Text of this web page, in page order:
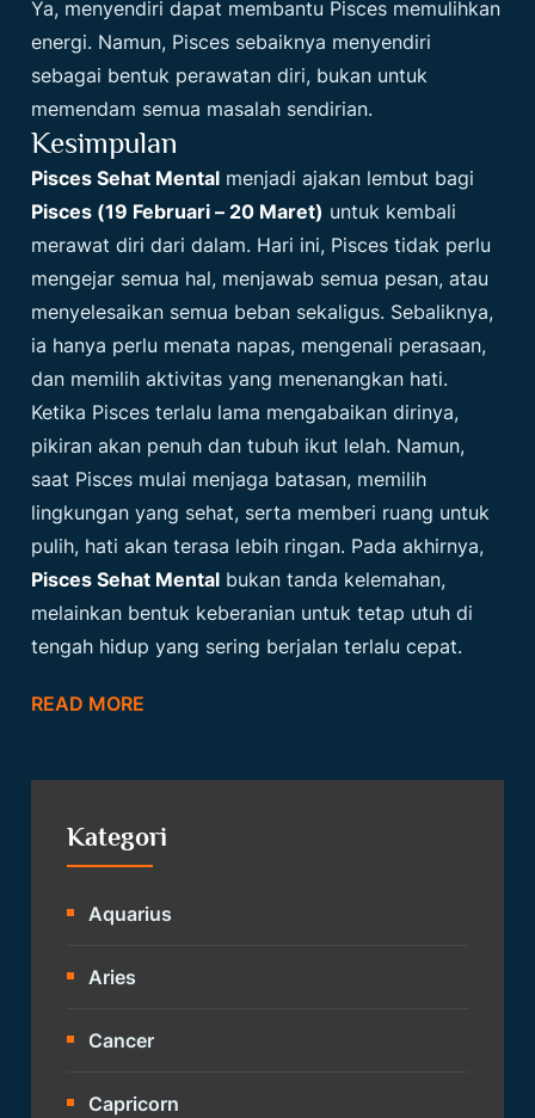
Ya, menyendiri dapat membantu Pisces memulihkan
energi. Namun, Pisces sebaiknya menyendiri
sebagai bentuk perawatan diri, bukan untuk
memendam semua masalah sendirian.
Kesimpulan
Pisces Sehat Mental menjadi ajakan lembut bagi
Pisces (19 Februari – 20 Maret) untuk kembali
merawat diri dari dalam. Hari ini, Pisces tidak perlu
mengejar semua hal, menjawab semua pesan, atau
menyelesaikan semua beban sekaligus. Sebaliknya,
ia hanya perlu menata napas, mengenali perasaan,
dan memilih aktivitas yang menenangkan hati.
Ketika Pisces terlalu lama mengabaikan dirinya,
pikiran akan penuh dan tubuh ikut lelah. Namun,
saat Pisces mulai menjaga batasan, memilih
lingkungan yang sehat, serta memberi ruang untuk
pulih, hati akan terasa lebih ringan. Pada akhirnya,
Pisces Sehat Mental bukan tanda kelemahan,
melainkan bentuk keberanian untuk tetap utuh di
tengah hidup yang sering berjalan terlalu cepat.
READ MORE
Kategori
Aquarius
Aries
Cancer
Capricorn